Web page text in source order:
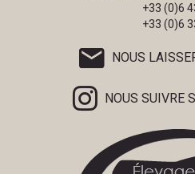
+33 (0)6
+33 (0)6
NOUS
NOUS SUIVRE